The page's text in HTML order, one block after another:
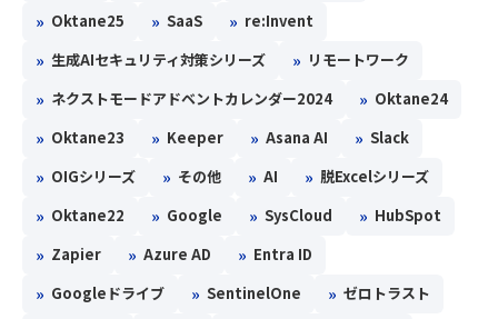
» Oktane25 » SaaS » re:Invent
» 生成AIセキュリティ対策シリーズ » リモートワーク
» ネクストモードアドベントカレンダー2024 » Oktane24
» Oktane23 » Keeper » Asana AI » Slack
» OIGシリーズ » その他 » AI » 脱Excelシリーズ
» Oktane22 » Google » SysCloud » HubSpot
» Zapier » Azure AD » Entra ID
» Googleドライブ » SentinelOne » ゼロトラスト